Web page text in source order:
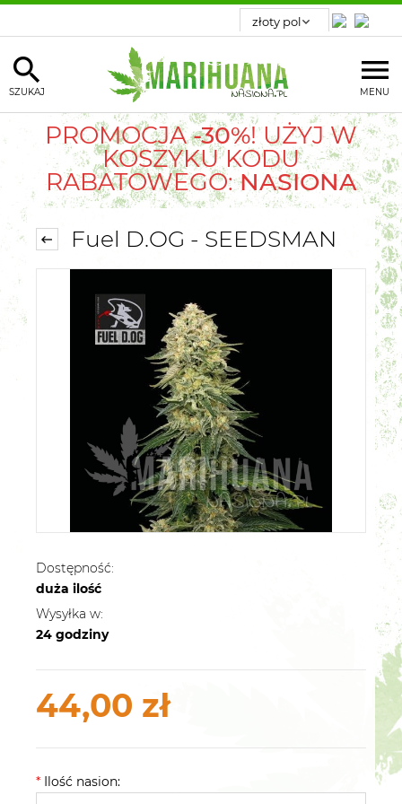
MENU
SZUKAJ
PROMOCJA-30%! UŻYJ W
KOSZYKU KODU
RABATOWEGO:NASIONA
Fuel D.OG - SEEDSMAN
Dostępność:
duża ilość
Wysyłka w:
24 godziny
44,00 zł
* Ilość nasion: